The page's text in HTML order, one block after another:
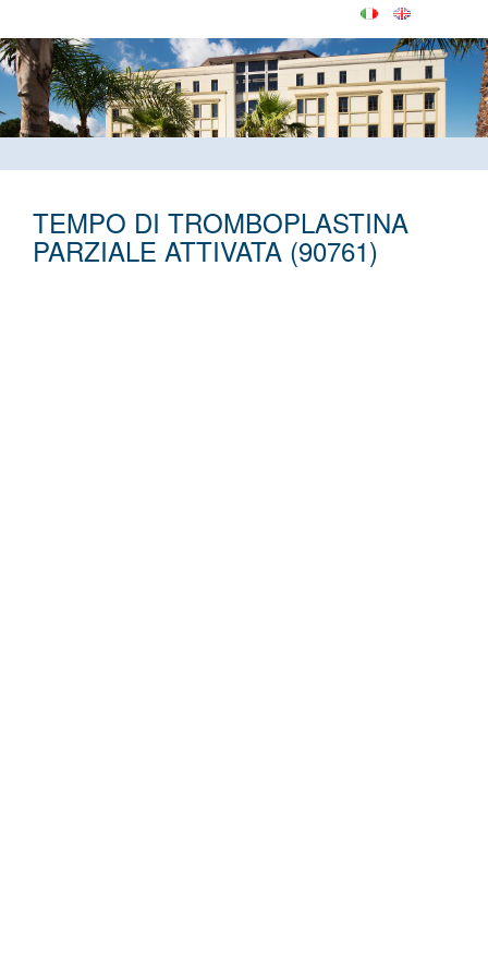
TEMPO DI TROMBOPLASTINA
PARZIALE ATTIVATA (90761)